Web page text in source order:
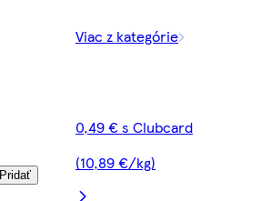
Pridať
Viac z kategórie
0,49 € s Clubcard
(10,89 €/kg)